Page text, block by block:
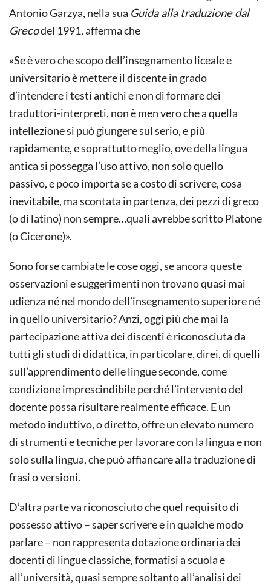
Antonio Garzya, nella sua Guida alla traduzione dal
Grecodel 1991, afferma che
«Se è vero che scopo dell’insegnamento liceale e
universitario è mettere il discente in grado
d’intendere i testi antichi e non di formare dei
traduttori-interpreti, non è men vero che a quella
intellezione si può giungere sul serio, e più
rapidamente, e soprattutto meglio, ove della lingua
antica si possegga l’uso attivo, non solo quello
passivo, e poco importa se a costo di scrivere, cosa
inevitabile, ma scontata in partenza, dei pezzi di greco
(o di latino) non sempre…quali avrebbe scritto Platone
(o Cicerone)».
Sono forse cambiate le cose oggi, se ancora queste
osservazioni e suggerimenti non trovano quasi mai
udienza né nel mondo dell’insegnamento superiore né
in quello universitario? Anzi, oggi più che mai la
partecipazione attiva dei discenti è riconosciuta da
tutti gli studi di didattica, in particolare, direi, di quelli
sull’apprendimento delle lingue seconde, come
condizione imprescindibile perché l’intervento del
docente possa risultare realmente efficace. E un
metodo induttivo, o diretto, offre un elevato numero
di strumenti e tecniche per lavorare con la lingua e non
solo sulla lingua, che può affiancare alla traduzione di
frasi o versioni.
D’altra parte va riconosciuto che quel requisito di
possesso attivo – saper scrivere e in qualche modo
parlare – non rappresenta dotazione ordinaria dei
docenti di lingue classiche, formatisi a scuola e
all’università, quasi sempre soltanto all’analisi dei